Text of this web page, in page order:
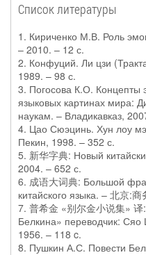
Список литературы
1. Кириченко М.В. Роль
– 2010. – 12 с.
2. Конфуций. Ли цзи
1989. – 98 с.
3. Погосова К.О. Концепты
языковых картинах мира:
наукам. – Владикавказ,
4. Цао Сюэцинь. Хун лоу
Пекин, 1998. – 352 с.
5. 新华字典: Новый
2004. – 652 с.
6. 成语大词典: Большой
китайского языка. – 北京:
7. 普希金 «别尔金小说集»
Белкина» переводчик:
1956. – 118 c.
8. Пушкин А.С. Повести